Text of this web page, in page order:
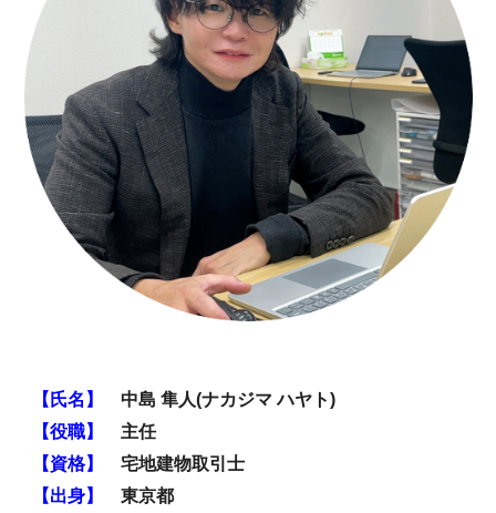
【氏名】
中島 隼人(ナカジマ ハヤト)
【役職】
主任
【資格】
宅地建物取引士
【出身】
東京都